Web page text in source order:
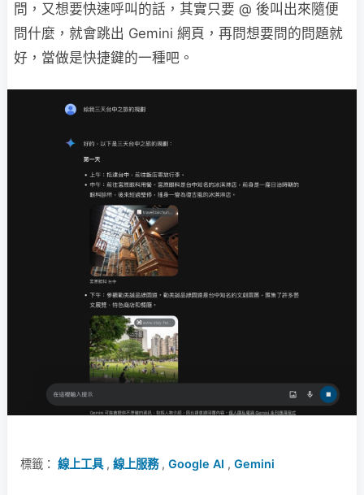
問，又想要快速呼叫的話，其實只要 @ 後叫出來隨便
問什麼，就會跳出 Gemini 網頁，再問想要問的問題就
好，當做是快捷鍵的一種吧。
標籤： 線上工具, 線上服務, Google AI , Gemini